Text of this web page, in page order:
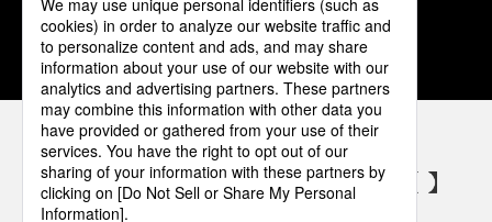
1 2 3 4 5
パナソニックの電気設備 SNSアカウント